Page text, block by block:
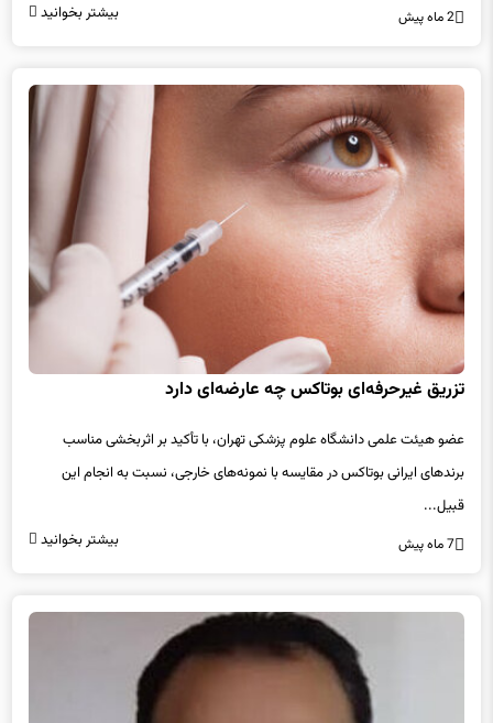
2 ماه پیش بیشتر بخوانید
تزریق غیرحرفه‌ای بوتاکس چه عارضه‌ای دارد
عضو هیئت علمی دانشگاه علوم پزشکی تهران، با تأکید بر اثربخشی مناسب
برندهای ایرانی بوتاکس در مقایسه با نمونه‌های خارجی، نسبت به انجام این
قبیل...
7 ماه پیش بیشتر بخوانید